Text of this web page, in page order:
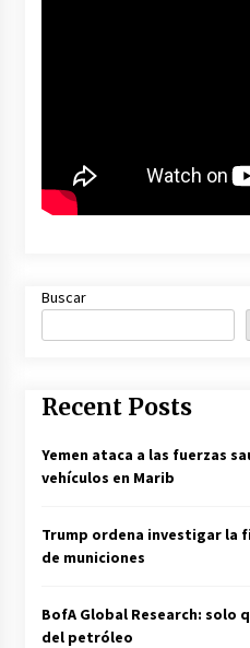
Buscar
Recent Posts
Yemen ataca a las fuerzas
vehículos en Marib
Trump ordena investigar la
de municiones
BofA Global Research: solo
del petróleo